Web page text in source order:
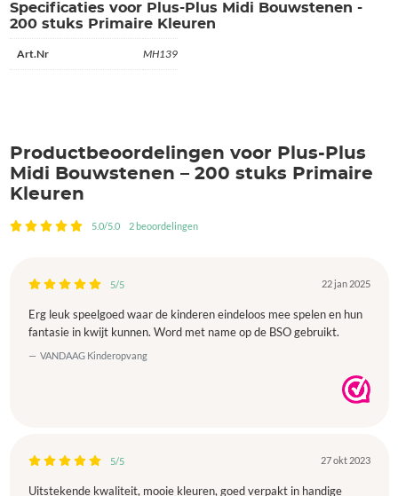
Specificaties voor Plus-Plus Midi Bouwstenen -
200 stuks Primaire Kleuren
Art.Nr MH139
Productbeoordelingen voor Plus-Plus
Midi Bouwstenen – 200 stuks Primaire
Kleuren
5.0/5.0 2 beoordelingen
5/5 22 jan 2025
Erg leuk speelgoed waar de kinderen eindeloos mee spelen en hun
fantasie in kwijt kunnen. Word met name op de BSO gebruikt.
VANDAAG Kinderopvang
5/5 27 okt 2023
Uitstekende kwaliteit, mooie kleuren, goed verpakt in handige